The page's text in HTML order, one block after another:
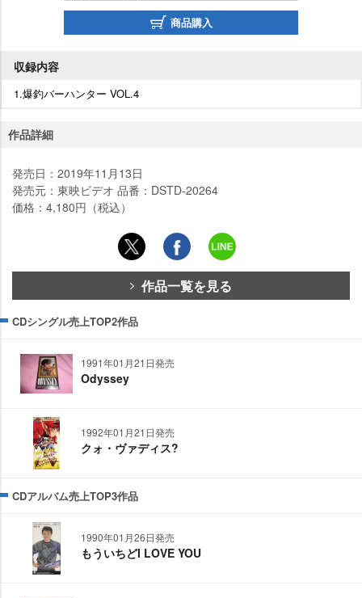
商品購入
収録内容
1.爆釣バーハンター VOL.4
作品詳細
発売日：2019年11月13日
発売元：東映ビデオ 品番：DSTD-20264
価格：4,180円（税込）
作品一覧を見る
CDシングル売上TOP2作品
1991年01月21日発売
Odyssey
1992年01月21日発売
クォ・ヴァディス?
CDアルバム売上TOP3作品
1990年01月26日発売
もういちどI LOVE YOU